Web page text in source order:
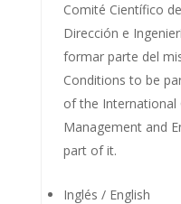
Comité Científico
Dirección e
formar parte del
Conditions to be
of the International
Management and
part of it.
Inglés / English